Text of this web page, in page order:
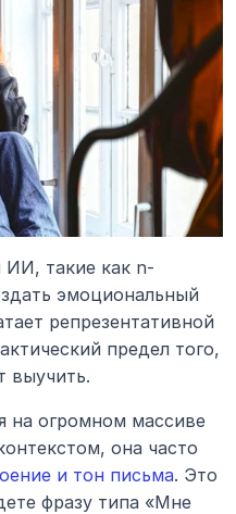
такие как n-
эмоциональный
репрезентативной
предел того,
выучить.
на огромном массиве
она часто
и тон письма. Это
фразу типа «Мне